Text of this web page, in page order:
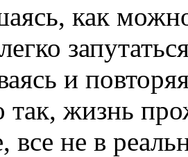
как
и
так, жизнь
все не в